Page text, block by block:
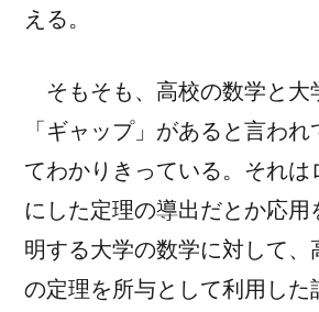
える。
そもそも、高校の数学と大
「ギャップ」があると言わ
てわかりきっている。それは
にした定理の導出だとか応用
明する大学の数学に対して、
の定理を所与として利用した